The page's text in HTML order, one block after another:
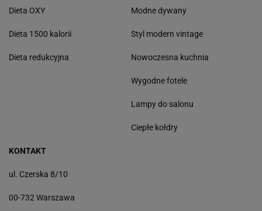
Dieta OXY
Dieta 1500 kalorii
Dieta redukcyjna
Modne dywany
Styl modern vintage
Nowoczesna kuchnia
Wygodne fotele
Lampy do salonu
Ciepłe kołdry
KONTAKT
ul. Czerska 8/10
00-732 Warszawa